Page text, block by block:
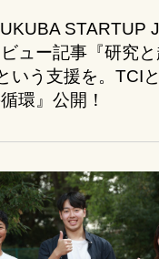
STARTUP
ュー記事『研究
いう支援を。TCI
環』公開！